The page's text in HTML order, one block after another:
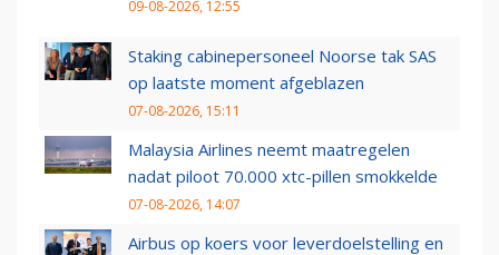
09-08-2026, 12:55
Staking cabinepersoneel Noorse tak SAS
op laatste moment afgeblazen
07-08-2026, 15:11
Malaysia Airlines neemt maatregelen
nadat piloot 70.000 xtc-pillen smokkelde
07-08-2026, 14:07
Airbus op koers voor leverdoelstelling en